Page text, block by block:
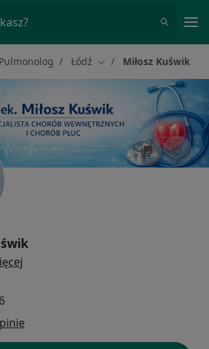
Pulmonolog Łódź Zmień miasto
Miłosz Kuświk